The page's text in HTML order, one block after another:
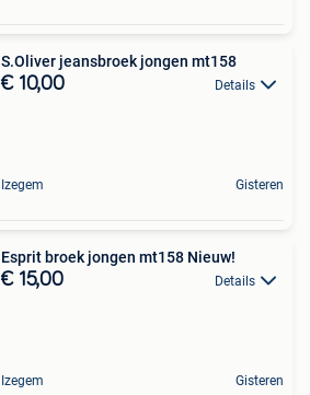
S.Oliver jeansbroek jongen mt158
€ 10,00 Details
Izegem Gisteren
Esprit broek jongen mt158 Nieuw!
€ 15,00 Details
Izegem Gisteren